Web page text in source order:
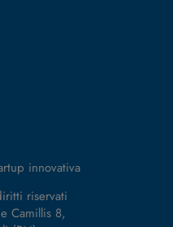
innovativa
riservati
Camillis 8,